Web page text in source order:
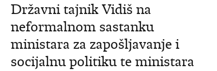
Državni tajnik Vidiš na
neformalnom sastanku
ministara za zapošljavanje i
socijalnu politiku te ministara